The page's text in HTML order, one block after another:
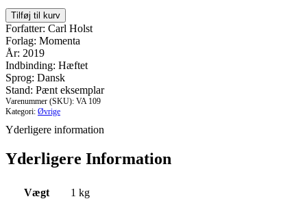
Carl
antal
Tilføj til kurv
Forfatter: Carl Holst
Forlag: Momenta
År: 2019
Indbinding: Hæftet
Sprog: Dansk
Stand: Pænt eksemplar
Varenummer (SKU): VA 109
Kategori: Øvrige
Yderligere information
Yderligere Information
Vægt
1 kg